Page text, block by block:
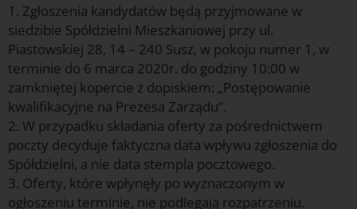
1. Zgłoszenia kandydatów będą przyjmowane w
siedzibie Spółdzielni Mieszkaniowej przy ul.
Piastowskiej 28, 14 – 240 Susz, w pokoju numer 1, w
terminie do 6 marca 2020r. do godziny 10:00 w
zamkniętej kopercie z dopiskiem: „Postępowanie
kwalifikacyjne na Prezesa Zarządu”.
2. W przypadku składania oferty za pośrednictwem
poczty decyduje faktyczna data wpływu zgłoszenia do
Spółdzielni, a nie data stempla pocztowego.
3. Oferty, które wpłynęły po wyznaczonym w
ogłoszeniu terminie, nie podlegają rozpatrzeniu.